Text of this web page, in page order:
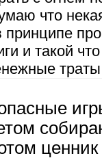
что
принципе
и такой